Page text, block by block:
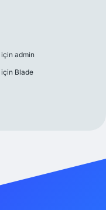
için admin
için Blade